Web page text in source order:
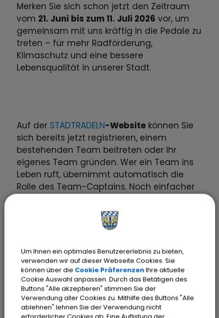
Merken Sie sich schon jetzt den Zeitraum
vom 21. Juni bis zum 11. Juli 2026 vor, um
gemeinsam mit uns kräftig in die Pedale zu
treten – für mehr Radförderung,
Klimaschutz und eine bessere
Lebensqualität in unserer Stadt.
Auf der STADTRADELN-Website können Sie
sich bereits jetzt registrieren, einem
bestehenden Team beitreten oder Ihr
eigenes Team gründen. Wer ein Team ins
Leben ruft, übernimmt automatisch die
Rolle des Team-Captains. Noch einfacher
, die Ihre gefahrenen
Kilometer per GPS erfasst und Ihrem Team
Termine
Um Ihnen ein optimales Benutzererlebnis zu bieten,
verwenden wir auf dieser Webseite Cookies. Sie
können über die Cookie PräferenzenIhre aktuelle
Cookie Auswahl anpassen. Durch das Betätigen des
Buttons "Alle akzeptieren" stimmen Sie der
Verwendung aller Cookies zu. Mithilfe des Buttons "Alle
ablehnen" lehnen Sie der Verwendung nicht